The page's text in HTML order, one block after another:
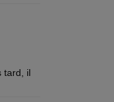
tard, il